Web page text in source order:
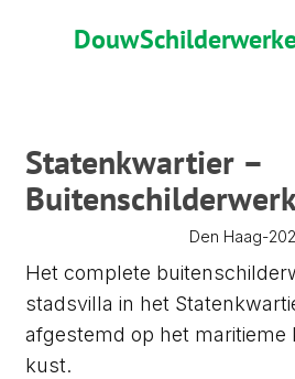
Douw
Statenkwartier –
Den Haag-
Het complete
stadsvilla in het
afgestemd op het maritieme
kust.